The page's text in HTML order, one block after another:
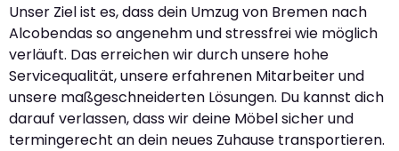
Unser Ziel ist es, dass dein Umzug von Bremen nach
Alcobendas so angenehm und stressfrei wie möglich
verläuft. Das erreichen wir durch unsere hohe
Servicequalität, unsere erfahrenen Mitarbeiter und
unsere maßgeschneiderten Lösungen. Du kannst dich
darauf verlassen, dass wir deine Möbel sicher und
termingerecht an dein neues Zuhause transportieren.